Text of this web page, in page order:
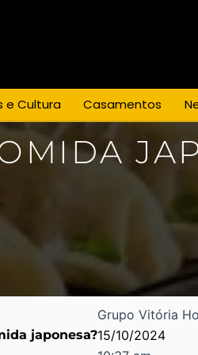
e Cultura Casamentos
japonesa?
Grupo Vitória
15/10/2024